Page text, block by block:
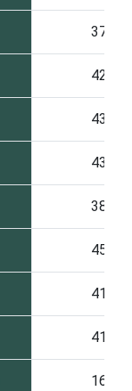
37
42
43
43
38
45
41
41
16